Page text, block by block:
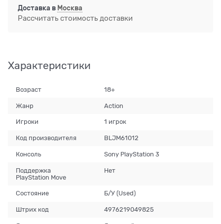
Доставка в Москва
Рассчитать стоимость доставки
Характеристики
Возраст 18+
Жанр Action
Игроки 1 игрок
Код производителя BLJM61012
Консоль Sony PlayStation 3
Поддержка
PlayStation Move
Нет
Состояние Б/У (Used)
Штрих код 4976219049825